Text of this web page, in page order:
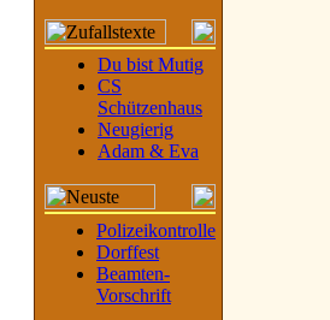
Du bist Mutig
CS
Schützenhaus
Neugierig
Adam & Eva
Polizeikontrolle
Dorffest
Beamten-
Vorschrift